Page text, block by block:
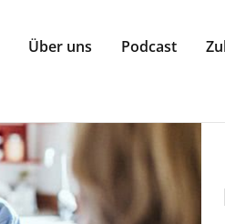
Über uns Podcast